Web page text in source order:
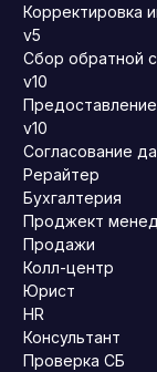
Корректировка
v5
Сбор обратной
v10
v10
Согласование
Рерайтер
Бухгалтерия
Проджект
Продажи
Колл-центр
Юрист
HR
Консультант
Проверка СБ